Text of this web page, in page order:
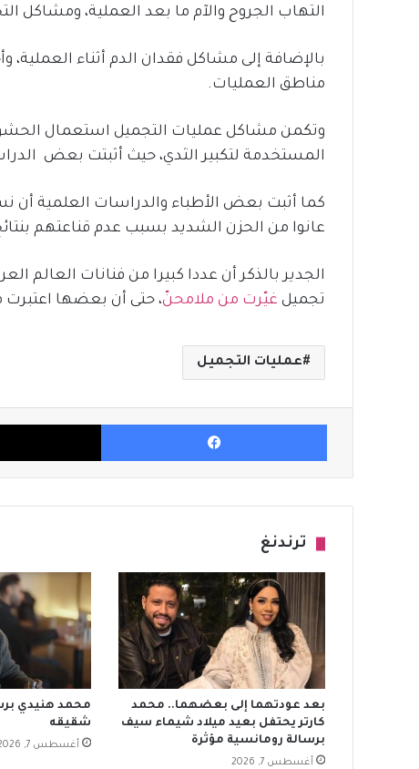
التهاب الجروح والآم ما بعد العملية، ومشاكل
بالإضافة إلى مشاكل فقدان الدم أثناء
مناطق العمليات.
وتكمن مشاكل عمليات التجميل استعمال
المستخدمة لتكبير الثدي، حيث أثبتت بعض
كما أثبت بعض الأطباء والدراسات العلمية
عانوا من الحزن الشديد بسبب عدم قناعتهم
الجدير بالذكر أن عددا كبيرا من فنانات العالم
تجميل غيّرت من ملامحنّ، حتى أن بعضها اعتبرت
عمليات التجميل
فيسبوك
ترندنغ
بعد عودتهما إلى بعضهما.. محمد
كارتر يحتفل بعيد ميلاد شيماء سيف
برسالة رومانسية مؤثرة
أغسطس 7, 2026
محمد هنيدي
شقيقه
أغسطس 7, 2026